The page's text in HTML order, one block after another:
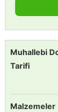
Muhallebi
Tarifi
Malzemeler